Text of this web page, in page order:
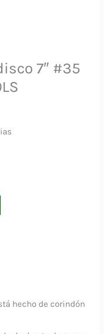
7″ #35
hecho de corindón